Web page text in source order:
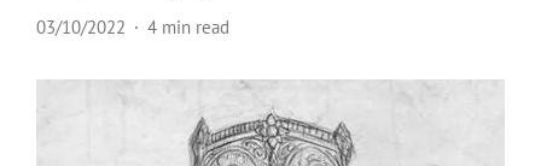
03/10/2022 4 min read